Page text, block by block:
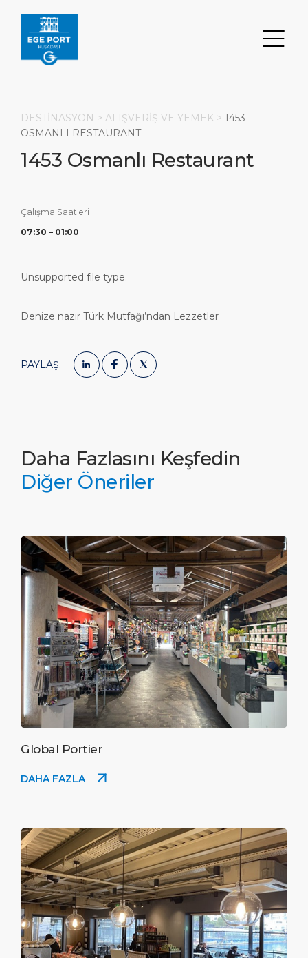
Günübirlik Rotalar
Özel İpuçları
Lokasyon
Sağlık, Güvenlik ve Çevre
Medya Merkezi
İletişim
Ara
HAKKIMIZDA
DESTİNASYON > ALIŞVERİŞ VE YEMEK > 1453
OSMANLI RESTAURANT
1453 Osmanlı Restaurant
Çalışma Saatleri
07:30 – 01:00
Unsupported file type.
Denize nazır Türk Mutfağı’ndan Lezzetler
PAYLAŞ:
Daha Fazlasını Keşfedin
Diğer Öneriler
Global Portier
DAHA FAZLA